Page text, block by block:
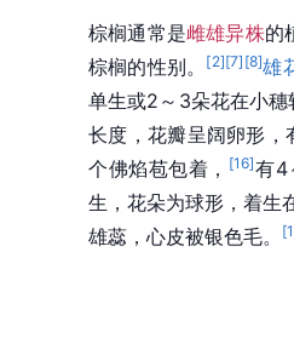
棕榈通常是雌雄异株的
棕榈的性别。
[2][7] [8]雄
单生或2～3朵花在小
长度，花瓣呈阔卵形，
个佛焰苞包着， [16]有4
生，花朵为球形，着生
雄蕊，心皮被银色毛。
[1